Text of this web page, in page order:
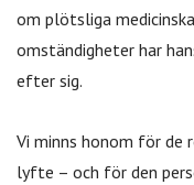
om plötsliga
omständigheter har
efter sig.
Vi minns honom för de
lyfte – och för den